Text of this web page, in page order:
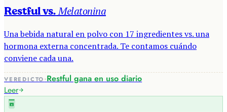
Restful vs. Melatonina
Una bebida natural en polvo con 17 ingredientes vs. una
hormona externa concentrada. Te contamos cuándo
conviene cada una.
VEREDICTO·Restful gana en uso diario
Leer
R